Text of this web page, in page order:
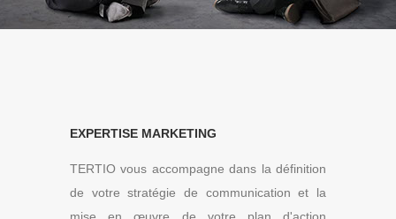
EXPERTISE MARKETING
TERTIO vous accompagne dans la définition
de votre stratégie de communication et la